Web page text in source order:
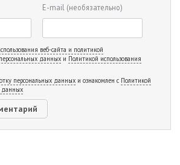
E-mail (необязательно)
веб-сайта и политикой
данных и Политикой использования
персональных данных и ознакомлен с Политикой
данных